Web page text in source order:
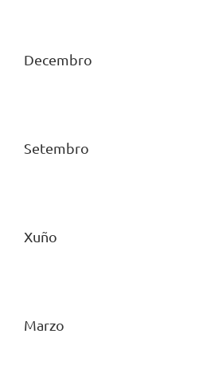
Decembro
Setembro
Xuño
Marzo